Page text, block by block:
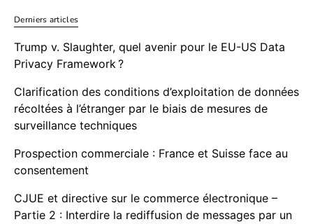
Derniers articles
Trump v. Slaughter, quel avenir pour le EU-US Data
Privacy Framework ?
Clarification des conditions d’exploitation de données
récoltées à l’étranger par le biais de mesures de
surveillance techniques
Prospection commerciale : France et Suisse face au
consentement
CJUE et directive sur le commerce électronique –
Partie 2 : Interdire la rediffusion de messages par un